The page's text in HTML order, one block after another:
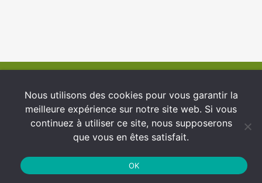
Nous utilisons des cookies pour vous garantir la
meilleure expérience sur notre site web. Si vous
continuez à utiliser ce site, nous supposerons
que vous en êtes satisfait.
OK
Conditions générales d’utilisation
Protection des Données